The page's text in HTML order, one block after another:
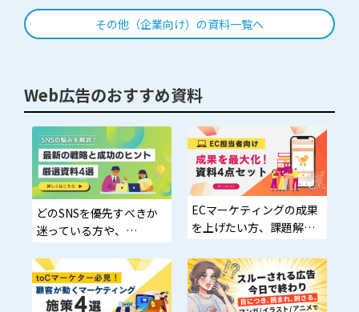
まとめて解決！
い！」そんな広告代理
店・マーケティング・営
業担当者の方へ
その他（企業向け）の資料一覧へ
Web広告のおすすめ資料
どのSNSを優先すべきか
迷っている方や、
している企業担当者へ
ECマーケティングの成果
を上げたい方、課題解消
ローチを探している方